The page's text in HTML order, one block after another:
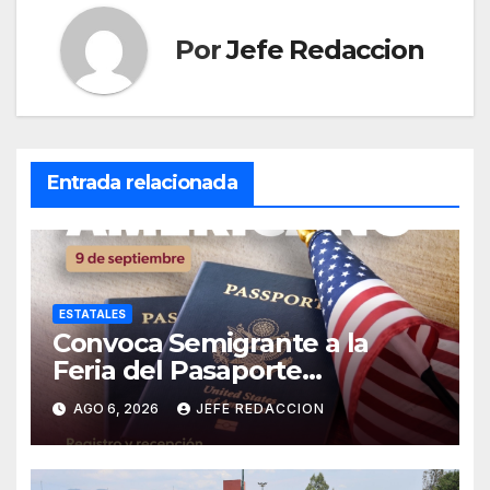
PorJefe Redaccion
Entrada relacionada
ESTATALES
Convoca Semigrante a la
Feria del Pasaporte
Estadounidense 2026
AGO 6, 2026 JEFE REDACCION